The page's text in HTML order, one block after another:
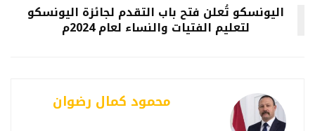
اليونسكو تُعلن فتح باب التقدم لجائزة اليونسكو
لتعليم الفتيات والنساء لعام 2024م
محمود كمال رضوان